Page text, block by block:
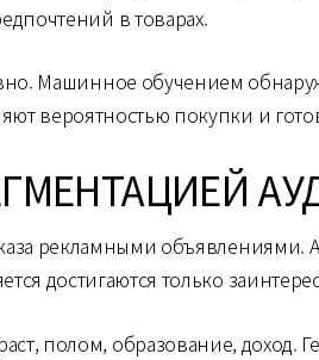
в товарах.
Машинное обучением
вероятностью покупки и
рекламными объявлениями.
достигаются только
полом, образование, доход.